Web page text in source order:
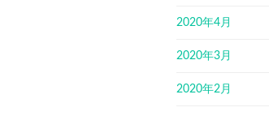
2020年4月
2020年3月
2020年2月